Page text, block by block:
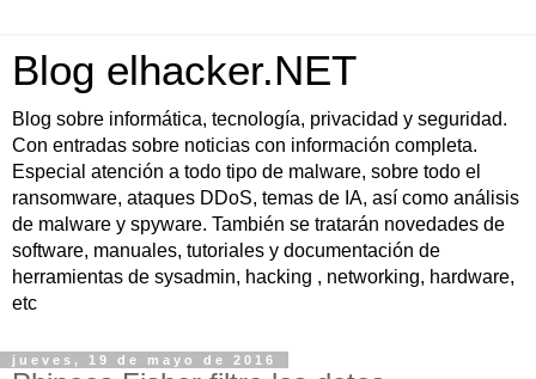
Blog elhacker.NET
Blog sobre informática, tecnología, privacidad y seguridad.
Con entradas sobre noticias con información completa.
Especial atención a todo tipo de malware, sobre todo el
ransomware, ataques DDoS, temas de IA, así como análisis
de malware y spyware. También se tratarán novedades de
software, manuales, tutoriales y documentación de
herramientas de sysadmin, hacking , networking, hardware,
etc
jueves, 19 de mayo de 2016